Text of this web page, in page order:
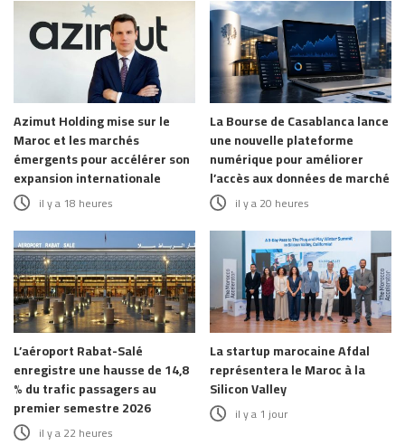
Azimut Holding mise sur le
Maroc et les marchés
émergents pour accélérer son
expansion internationale
il y a 18 heures
La Bourse de Casablanca lance
une nouvelle plateforme
numérique pour améliorer
l’accès aux données de marché
il y a 20 heures
L’aéroport Rabat-Salé
enregistre une hausse de 14,8
% du trafic passagers au
premier semestre 2026
il y a 22 heures
La startup marocaine Afdal
représentera le Maroc à la
Silicon Valley
il y a 1 jour